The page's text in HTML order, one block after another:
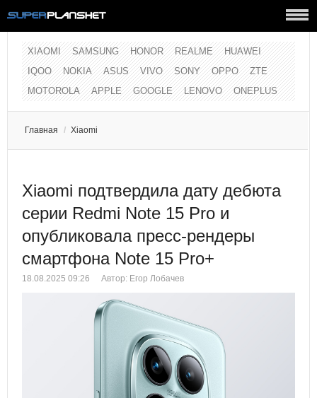
XIAOMI SAMSUNG HONOR REALME
HUAWEI
IQOO
NOKIA ASUS VIVO SONY OPPO
ZTE
MOTOROLA
APPLE GOOGLE LENOVO ONEPLUS
Главная / Xiaomi
Xiaomi подтвердила дату дебюта
серии Redmi Note 15 Pro и
опубликовала пресс-рендеры
смартфона Note 15 Pro+
18.08.2025 09:26 Автор: Егор Лобачев